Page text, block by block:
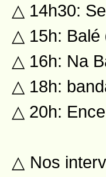
△ 14h30:
△ 15h: Balé
△ 16h: Na
△ 18h:
△ 20h:
△ Nos